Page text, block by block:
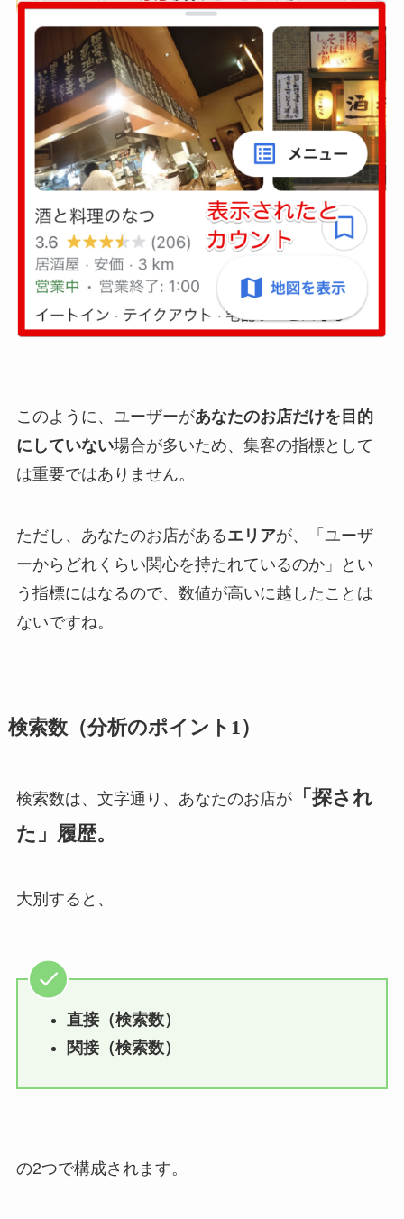
このように、ユーザーがあなたのお店だけを目的
にしていない場合が多いため、集客の指標として
は重要ではありません。
ただし、あなたのお店があるエリアが、「ユーザ
ーからどれくらい関心を持たれているのか」とい
う指標にはなるので、数値が高いに越したことは
ないですね。
検索数（分析のポイント1）
検索数は、文字通り、あなたのお店が「探され
た」履歴。
大別すると、
直接（検索数）
関接（検索数）
の2つで構成されます。